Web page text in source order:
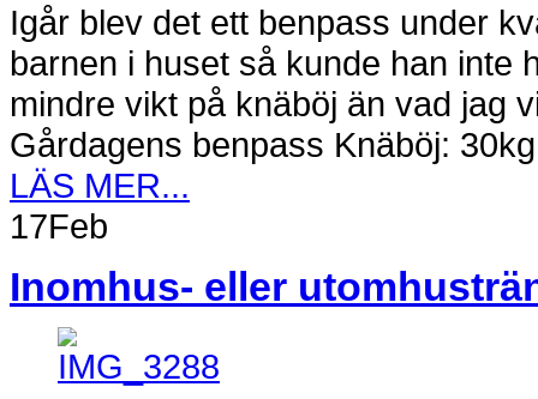
Igår blev det ett benpass under
barnen i huset så kunde han inte
mindre vikt på knäböj än vad jag
Gårdagens benpass Knäböj:
LÄS MER...
17Feb
Inomhus- eller